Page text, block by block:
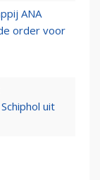
ANA
order voor
uit